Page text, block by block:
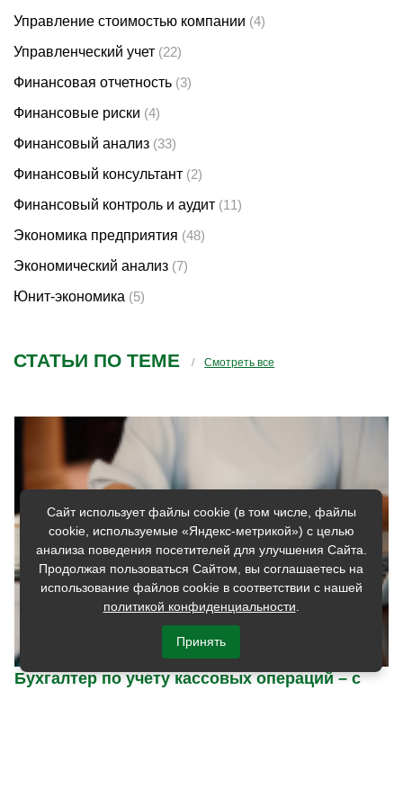
Управление стоимостью компании (4)
Управленческий учет (22)
Финансовая отчетность (3)
Финансовые риски (4)
Финансовый анализ (33)
Финансовый консультант (2)
Финансовый контроль и аудит (11)
Экономика предприятия (48)
Экономический анализ (7)
Юнит-экономика (5)
СТАТЬИ ПО ТЕМЕ Смотреть все
Бухгалтер по учету кассовых операций – с
Сайт использует файлы cookie (в том числе, файлы
cookie, используемые «Яндекс-метрикой») с целью
анализа поведения посетителей для улучшения Сайта.
Продолжая пользоваться Сайтом, вы соглашаетесь на
использование файлов cookie в соответствии с нашей
политикой конфиденциальности
Принять